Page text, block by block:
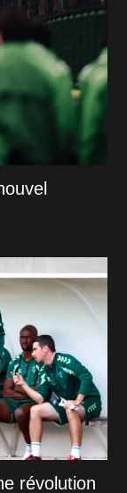
révolution